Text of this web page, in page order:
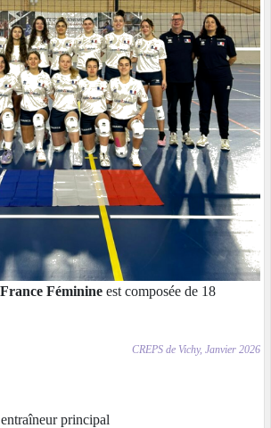
Féminine est composée de 18
CREPS de Vichy, Janvier 2026
principal